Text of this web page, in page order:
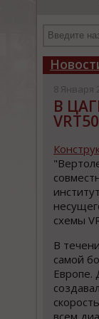
8 Января
В
схемы
В
самой
всем